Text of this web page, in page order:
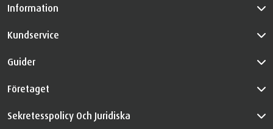
Information
Kundservice
Guider
Företaget
Sekretesspolicy Och Juridiska